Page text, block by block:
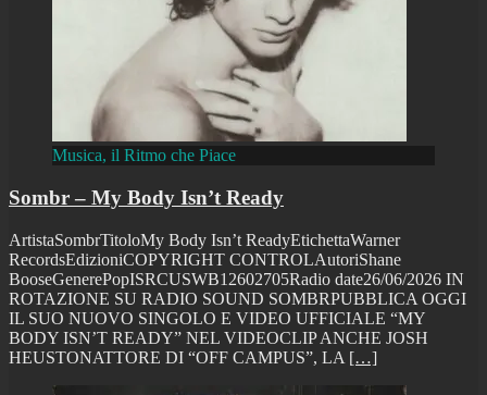
Musica, il Ritmo che Piace
Sombr – My Body Isn’t Ready
ArtistaSombrTitoloMy Body Isn’t ReadyEtichettaWarner
RecordsEdizioniCOPYRIGHT CONTROLAutoriShane
BooseGenerePopISRCUSWB12602705Radio date26/06/2026 IN
ROTAZIONE SU RADIO SOUND SOMBRPUBBLICA OGGI
IL SUO NUOVO SINGOLO E VIDEO UFFICIALE “MY
BODY ISN’T READY” NEL VIDEOCLIP ANCHE JOSH
HEUSTONATTORE DI “OFF CAMPUS”, LA […]